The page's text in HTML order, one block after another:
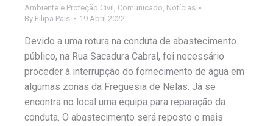
Ambiente e Proteção Civil , Comunicado, Notícias
By Filipa Pais 19 Abril 2022
Devido a uma rotura na conduta de abastecimento
público, na Rua Sacadura Cabral, foi necessário
proceder à interrupção do fornecimento de água em
algumas zonas da Freguesia de Nelas. Já se
encontra no local uma equipa para reparação da
conduta. O abastecimento será reposto o mais